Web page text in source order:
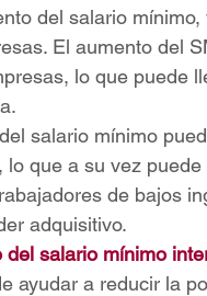
del salario
El aumento del
lo que puede
salario mínimo
que a su vez
de bajos
adquisitivo.
del salario mínimo
ayudar a reducir la